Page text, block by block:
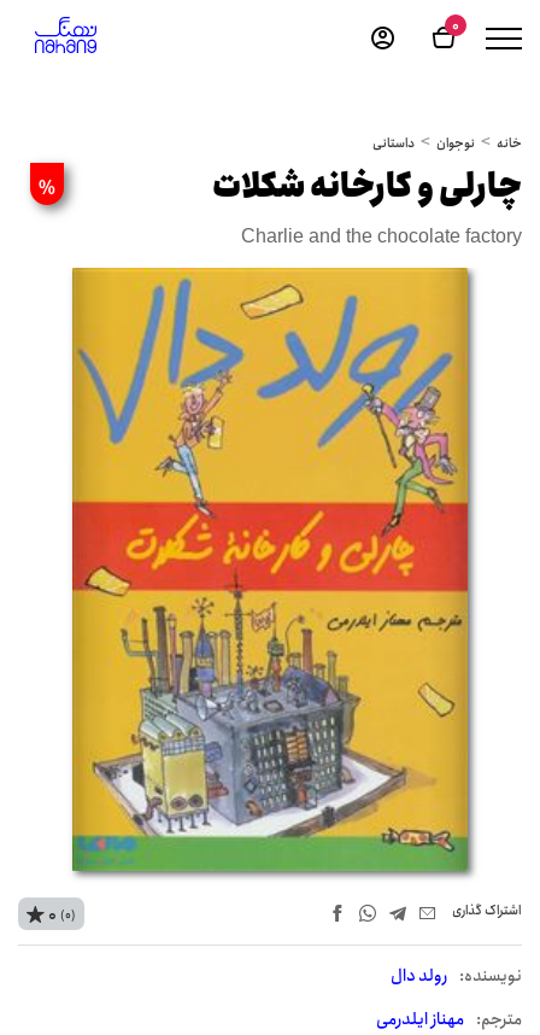
0
خانه نوجوان داستانی
% چارلی و کارخانه شکلات
Charlie and the chocolate factory
اشتراک‌ گذاری
نويسنده: رولد دال
مترجم: مهناز ایلدرمی
0 (0)